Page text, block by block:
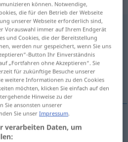
anklicken/antippen)
können. Notwendige,
die für den Betrieb der Webseite
unserer Webseite erforderlich sind,
Vorauswahl immer auf Ihrem Endgerät
und Cookies, die der Bereitstellung
werden nur gespeichert, wenn Sie uns
Button Ihr Einverständnis
„Fortfahren ohne Akzeptieren“. Sie
für zukünftige Besuche unserer
weitere Informationen zu den Cookies
möchten, klicken Sie einfach auf den
Hinweise zu der
Sie ansonsten unserer
Sie unserImpressum.
verarbeiten Daten, um